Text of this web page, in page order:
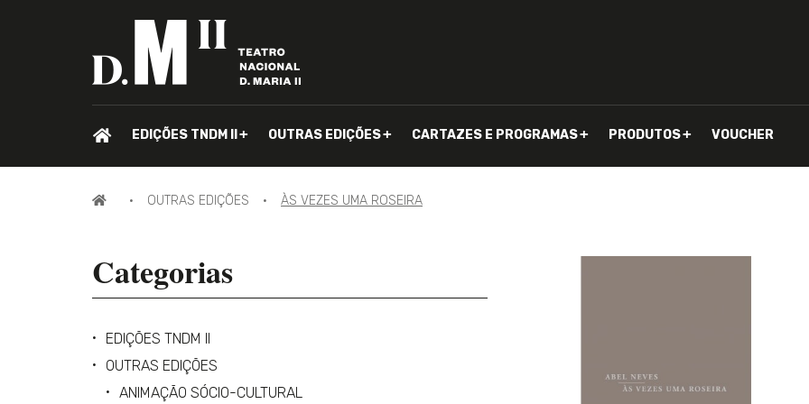
PÁGINA
EDIÇÕES TNDM II OUTRAS EDIÇÕES CARTAZES E PROGRAMAS PRODUTOS VOUCHER
PÁGINA OUTRAS EDIÇÕES ÀS VEZES UMA ROSEIRA
Categorias
EDIÇÕES TNDM II
OUTRAS EDIÇÕES
ANIMAÇÃO SÓCIO-CULTURAL